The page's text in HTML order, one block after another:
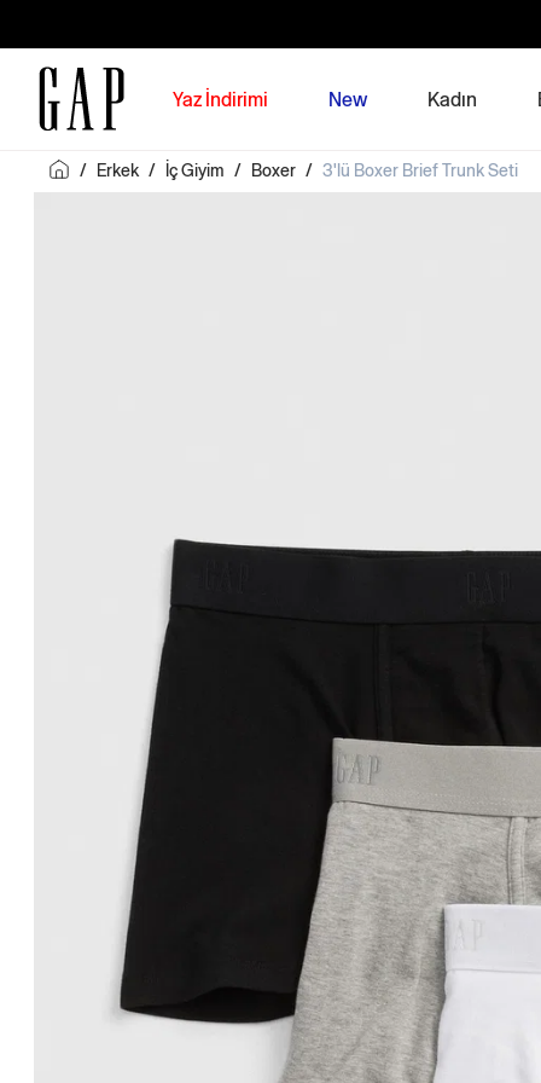
Yaz İndirimi New Kadın
/ Erkek / İç Giyim / Boxer / 3'lü Boxer Brief Trunk Seti